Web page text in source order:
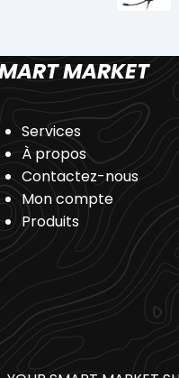
MARKET
Services
À propos
Contactez-nous
Mon compte
Produits